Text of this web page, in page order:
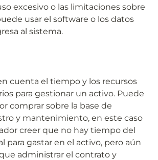
excesivo o las limitaciones sobre
usar el software o los datos
al sistema.
cuenta el tiempo y los recursos
para gestionar un activo. Puede
comprar sobre la base de
y mantenimiento, en este caso
creer que no hay tiempo del
para gastar en el activo, pero aún
administrar el contrato y